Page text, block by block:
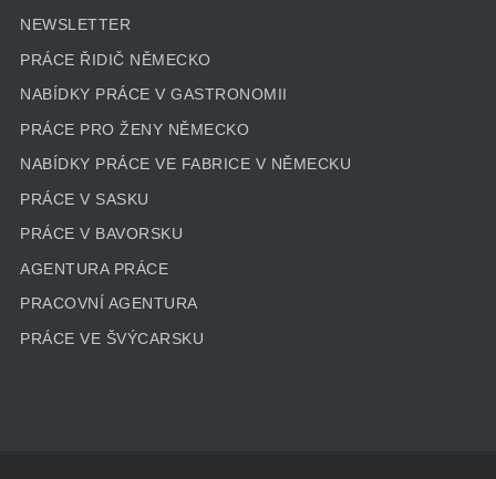
NEWSLETTER
PRÁCE ŘIDIČ NĚMECKO
NABÍDKY PRÁCE V GASTRONOMII
PRÁCE PRO ŽENY NĚMECKO
NABÍDKY PRÁCE VE FABRICE V NĚMECKU
PRÁCE V SASKU
PRÁCE V BAVORSKU
AGENTURA PRÁCE
PRACOVNÍ AGENTURA
PRÁCE VE ŠVÝCARSKU